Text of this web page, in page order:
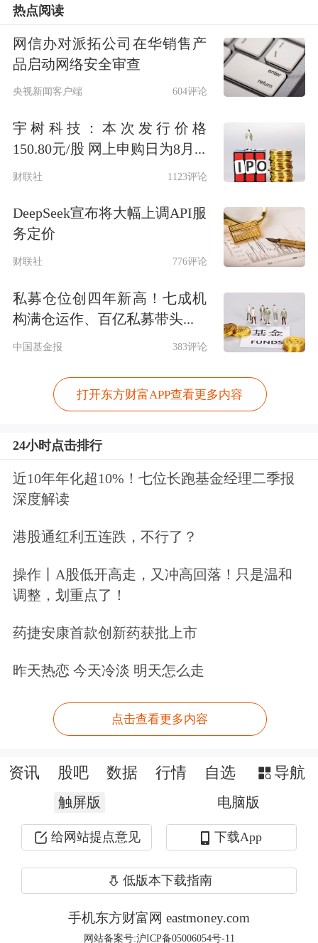
验，通过 “一句话办事” 建立自然语言
交互的新入口，将千问打造成阿里生态
的流量分发与服务调度核心，重塑移动
▍千问APP全面接入阿里生态
如“点一杯奶茶”，选定商家后生成订
单，点击“支付宝付款”完成支付。首次
指纹或密码等核验身份。
据悉，除了外卖之外，千问App还将基
于支付宝AI付上线更多场景支付。
能。
热点阅读
网信办对派拓公司在华销售产
品启动网络安全审查
央视新闻客户端 604评论
宇树科技：本次发行价格
150.80元/股 网上申购日为8月...
财联社 1123评论
DeepSeek宣布将大幅上调API服
务定价
财联社 776评论
私募仓位创四年新高！七成机
构满仓运作、百亿私募带头...
中国基金报 383评论
打开东方财富APP查看更多内容
24小时点击排行
近10年年化超10%！七位长跑基金经理二季报
深度解读
港股通红利五连跌，不行了？
操作丨A股低开高走，又冲高回落！只是温和
调整，划重点了！
药捷安康首款创新药获批上市
昨天热恋 今天冷淡 明天怎么走
点击查看更多内容
资讯 股吧 数据 行情 自选 导航
触屏版 电脑版
给网站提点意见 下载App
低版本下载指南
手机东方财富网 eastmoney.com
网站备案号:沪ICP备05006054号-11